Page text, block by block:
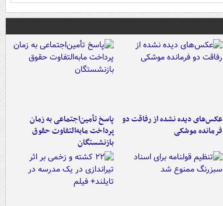
عکس‌های دیده نشده از رفاقت دو
فرمانده‌ موشکی
پاسخ تأمین‌اجتماعی به زمان
پرداخت مابه‌التفاوت حقوق
بازنشستگان